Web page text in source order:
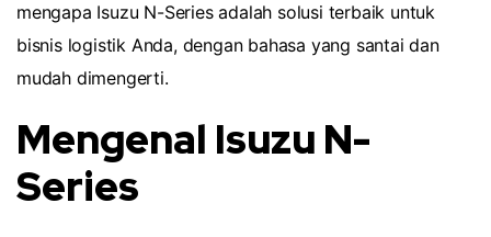
mengapa Isuzu N-Series adalah solusi terbaik untuk
bisnis logistik Anda, dengan bahasa yang santai dan
mudah dimengerti.
Mengenal Isuzu N-
Series